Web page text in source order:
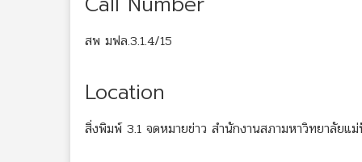
สพ มฟล.3.1.4/15
Location
สิ่งพิมพ์ 3.1 จดหมายข่าว สำนักงานสภามหาวิทยาลัยแ